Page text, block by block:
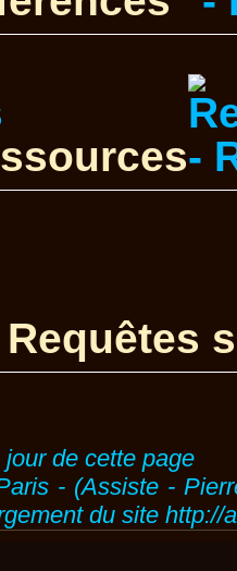
Requêtes
de cette page
- (Assiste -
du site http://